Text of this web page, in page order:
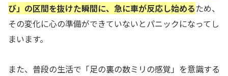
び」の区間を抜けた瞬間に、急に車が反応し始めるため、
その変化に心の準備ができていないとパニックになってし
まいます。
また、普段の生活で「足の裏の数ミリの感覚」を意識する